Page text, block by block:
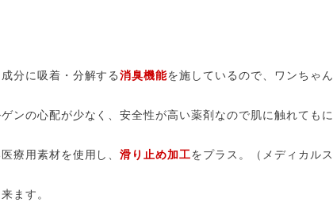
分に吸着・分解する消臭機能を施しているので、ワンちゃん
ンの心配が少なく、安全性が高い薬剤なので肌に触れてもに
療用素材を使用し、滑り止め加工をプラス。（メディカルス
ます。